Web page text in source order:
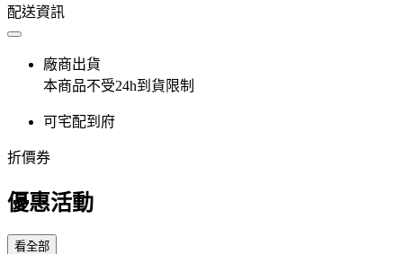
配送資訊
廠商出貨
本商品不受24h到貨限制
可宅配到府
折價券
優惠活動
看全部